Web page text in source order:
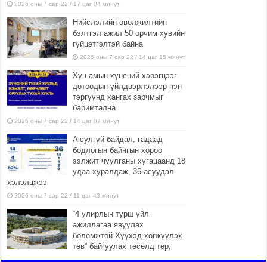
2026 оны 7 сар 22 / 17 цаг 04 минут
Нийслэлийн өвөлжилтийн
бэлтгэл ажил 50 орчим хувийн
гүйцэтгэлтэй байна
2026 оны 7 сар 22 / 14 цаг 15 минут
Хүн амын хүнсний хэрэгцээг
дотоодын үйлдвэрлэлээр нэн
тэргүүнд хангах зарчмыг
баримтална
2026 оны 7 сар 22 / 14 цаг 07 минут
Аюулгүй байдал, гадаад
бодлогын байнгын хороо
ээлжит чуулганы хугацаанд 18
удаа хуралдаж, 36 асуудал
хэлэлцжээ
2026 оны 7 сар 22 / 11 цаг 43 минут
“4 улирлын турш үйл
ажиллагаа явуулах
боломжтой-Хүүхэд хөгжүүлэх
төв” байгуулах төсөлд төр,